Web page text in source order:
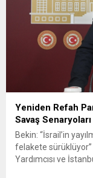
Yeniden Refah
Savaş
Bekin: “İsrail’in
felakete
Yardımcısı ve